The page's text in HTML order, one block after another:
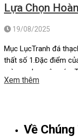
Lựa Chọn
19/08/2025
Mục LụcTranh đá
thất số 1.Đặc điểm
màu xanh xuyên
và sự cuốn hút của
Xem thêm
Về Chúng